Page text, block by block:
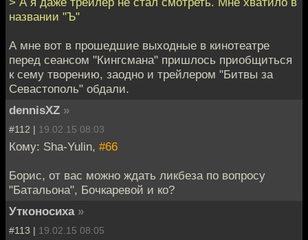
названии "Ъ"
А мне вот в прошедшие выходные в кинотеатре
перед сеансом "Кингсмана" пришлось приобщиться
к сему творению, заодно и трейлером "Битвы за
Севастополь" обдали.
dennisXZ »
#112 | 19.02.15 08:03
Кому: Sha-Yulin, #66
Борис, от вас можно ждать ликбеза по вопросу
"Батальона", Бочкаревой и ко?
Утконосиха »
#113 | 19.02.15 08:05